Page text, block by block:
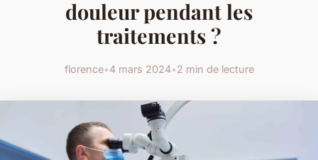
douleur pendant les
traitements ?
florence•4 mars 2024•2 min de lecture